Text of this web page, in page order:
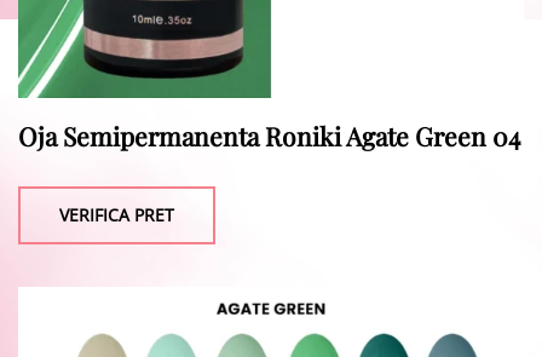
Oja Semipermanenta Roniki Agate Green 04
VERIFICA PRET